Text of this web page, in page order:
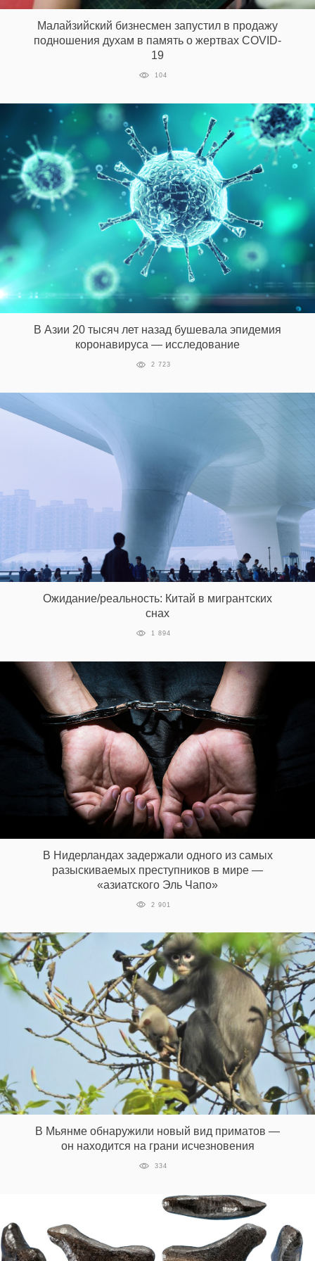
Малайзийский бизнесмен запустил в продажу
подношения духам в память о жертвах COVID-
19
104
В Азии 20 тысяч лет назад бушевала эпидемия
коронавируса — исследование
2 723
Ожидание/реальность: Китай в мигрантских
снах
1 894
В Нидерландах задержали одного из самых
разыскиваемых преступников в мире —
«азиатского Эль Чапо»
2 901
В Мьянме обнаружили новый вид приматов —
он находится на грани исчезновения
334